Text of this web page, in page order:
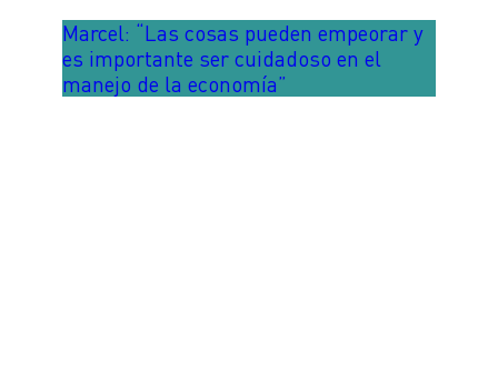
Marcel: “Las cosas pueden empeorar y
es importante ser cuidadoso en el
manejo de la economía”